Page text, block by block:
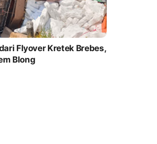
Flyover Kretek Brebes,
Blong